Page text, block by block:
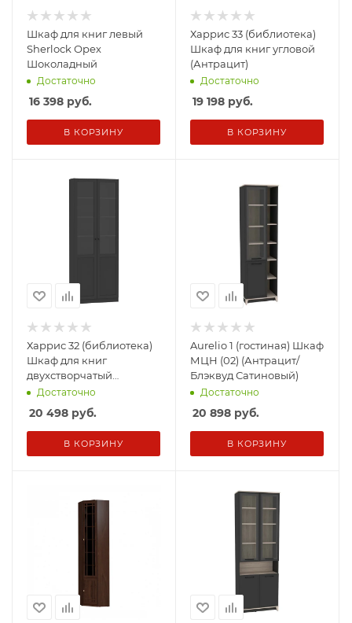
Шкаф для книг левый
Sherlock Орех
Шоколадный
Достаточно
16 398 руб.
В КОРЗИНУ
Харрис 33 (библиотека)
Шкаф для книг угловой
(Антрацит)
Достаточно
19 198 руб.
В КОРЗИНУ
Харрис 32 (библиотека)
Шкаф для книг
двухстворчатый
(Антрацитt)
Достаточно
20 498 руб.
В КОРЗИНУ
Aurelio 1 (гостиная) Шкаф
МЦН (02) (Антрацит/
Блэквуд Сатиновый)
Достаточно
20 898 руб.
В КОРЗИНУ